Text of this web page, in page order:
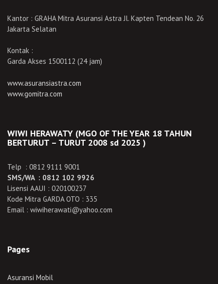
Kantor : GRAHA Mitra Asuransi Astra Jl. Kapten Tendean No. 26
Jakarta Selatan
Kontak :
Garda Akses 1500112 (24 jam)
www.asuransiastra.com
www.gomitra.com
WIWI HERAWATY (MGO OF THE YEAR 18 TAHUN
BERTURUT – TURUT 2008 sd 2025 )
Telp : 0812 9111 9001
SMS/WA : 0812 102 9926
Lisensi AAUI : 020100237
Kode Mitra GARDA OTO : 335
Email : wiwiherawati@yahoo.com
Pages
Asuransi Mobil